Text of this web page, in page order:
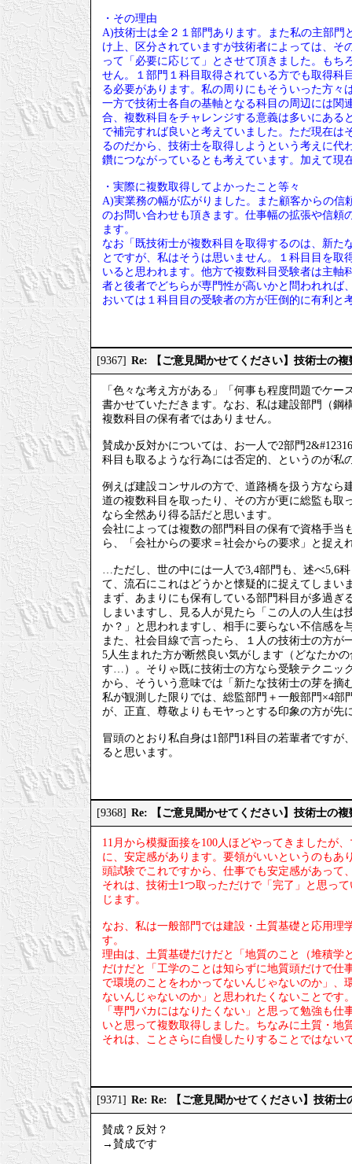
・その理由
A)技術士は全２１部門あります。また私の主部
け上、区分されていますが技術者によっては、
って「必要に応じて」とさせて頂きました。も
せん。１部門１科目取得されている方でも取得科
る必要があります。私の周りにもそういった方々
一方で技術士各自の基軸となる科目の周辺には関
合、複数科目をチャレンジする意義は多いにある
で補完すれば良いと考えていました。ただ現在
るのだから、技術士を取得しようという考えに
鑽につながっているとも考えています。加えて現
・実際に複数取得してよかったこと等々
A)実業務の幅が広がりました。また顧客からの
のお問い合わせも頂きます。仕事幅の拡張や信頼
ます。
なお「既技術士が複数科目を取得するのは、新た
とですが、私はそうは思いません。１科目目を
いると思われます。他方で複数科目受験者は主
者と後者でどちらが専門性が高いかと問われれ
おいては１科目目の受験者の方が圧倒的に有利と
[9367] Re: 【ご意見聞かせてください】技術士の
「色々な考え方がある」「何事も程度問題でケ
書かせていただきます。なお、私は建設部門（鋼
複数科目の保有者ではありません。
賛成か反対かについては、お一人で2部門
科目も取るような行為には否定的、というのが私
例えば建設コンサルの方で、道路橋を扱う方なら
道の複数科目を取ったり、その方が更に総監も
なら全然あり得る話だと思います。
会社によっては複数の部門科目の保有で資格手当
ら、「会社からの要求＝社会からの要求」と捉え
…ただし、世の中には一人で3,4部門も、述べ5,6
て、流石にこれはどうかと懐疑的に捉えてしまい
まず、あまりにも保有している部門科目が多過
しまいますし、見る人が見たら「この人の人生
か？」と思われますし、相手に要らない不信感を
また、社会目線で言ったら、１人の技術士の方が
5人生まれた方が断然良い気がします（どなたか
す…）。そりゃ既に技術士の方なら受験テクニッ
から、そういう意味では「新たな技術士の芽を摘
私が観測した限りでは、総監部門＋一般部門×4
が、正直、尊敬よりもモヤっとする印象の方が先
冒頭のとおり私自身は1部門1科目の若輩者です
ると思います。
[9368] Re: 【ご意見聞かせてください】技術士の
11月から模擬面接を100人ほどやってきましたが
に、安定感があります。要領がいいというのも
頭試験でこれですから、仕事でも安定感があって
それは、技術士1つ取っただけで「完了」と思っ
じます。
なお、私は一般部門では建設・土質基礎と応用
す。
理由は、土質基礎だけだと「地質のこと（堆積学
だけだと「工学のことは知らずに地質頭だけで
で環境のことをわかってないんじゃないのか」
ないんじゃないのか」と思われたくないことです
「専門バカにはなりたくない」と思って勉強も
いと思って複数取得しました。ちなみに土質・地
それは、ことさらに自慢したりすることではな
[9371] Re: Re: 【ご意見聞かせてください】技術士
賛成？反対？
→賛成です